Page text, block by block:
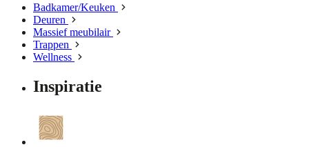
Badkamer/Keuken
Deuren
Massief meubilair
Trappen
Wellness
Inspiratie